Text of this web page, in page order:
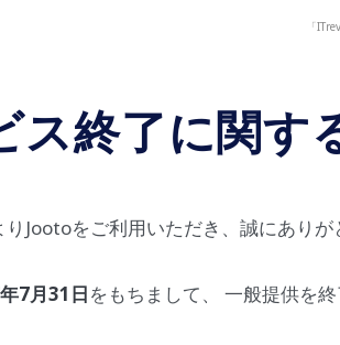
「
ス終了に関す
りJootoをご利用いただき、誠にありが
7月31日をもちまして、 一般提供を